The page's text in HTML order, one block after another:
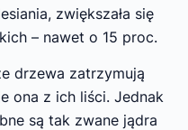
zwiększała się
– nawet o 15 proc.
drzewa zatrzymują
ona z ich liści. Jednak
są tak zwane jądra